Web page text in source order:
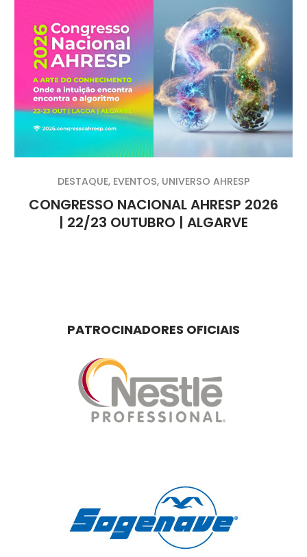
CONGRESSO NACIONAL AHRESP 2026
| 22/23 OUTUBRO | ALGARVE
DESTAQUE, EVENTOS, UNIVERSO AHRESP
PATROCINADORES OFICIAIS